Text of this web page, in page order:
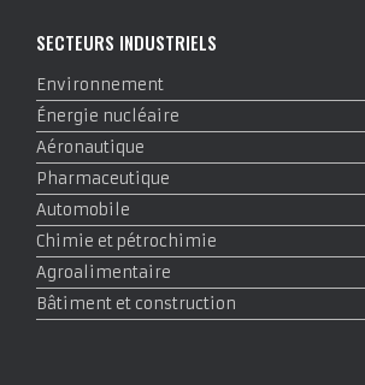
SECTEURS INDUSTRIELS
Environnement
Énergie nucléaire
Aéronautique
Pharmaceutique
Automobile
Chimie et pétrochimie
Agroalimentaire
Bâtiment et construction